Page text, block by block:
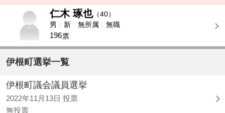
仁木 琢也（40）
男
新 無所属 無職
196票
伊根町選挙一覧
伊根町議会議員選挙
2022年11月13日 投票
無投票